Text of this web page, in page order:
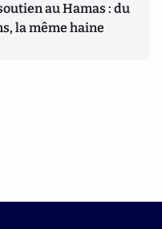
au Hamas : du
la même haine